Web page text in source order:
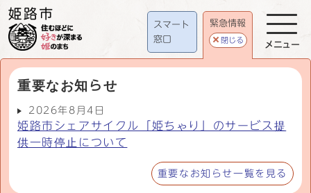
スマート
窓口
緊急情報
閉じる
重要なお知らせ
2026年8月4日
姫路市シェアサイクル「姫ちゃり」のサービス提
供一時停止について
重要なお知らせ一覧を見る
メニュー